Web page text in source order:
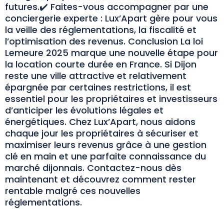
futures.✔️ Faites-vous accompagner par une
conciergerie experte : Lux’Apart gère pour vous
la veille des réglementations, la fiscalité et
l’optimisation des revenus. Conclusion La loi
Lemeure 2025 marque une nouvelle étape pour
la location courte durée en France. Si Dijon
reste une ville attractive et relativement
épargnée par certaines restrictions, il est
essentiel pour les propriétaires et investisseurs
d’anticiper les évolutions légales et
énergétiques. Chez Lux’Apart, nous aidons
chaque jour les propriétaires à sécuriser et
maximiser leurs revenus grâce à une gestion
clé en main et une parfaite connaissance du
marché dijonnais. Contactez-nous dès
maintenant et découvrez comment rester
rentable malgré ces nouvelles
réglementations.